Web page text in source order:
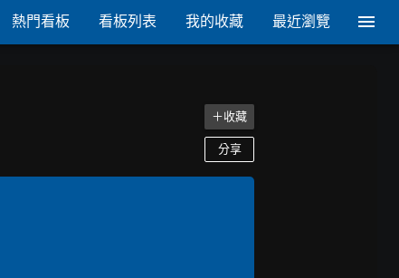
熱門看板 看板列表 我的收藏 最近瀏覽
＋收藏
分享